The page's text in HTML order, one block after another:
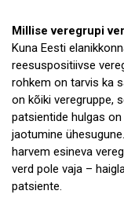
Millise veregrupi
Kuna Eesti
reesuspositiivse
rohkem on tarvis ka
on kõiki veregruppe,
patsientide hulgas
jaotumine
harvem esineva
verd pole vaja –
patsiente.